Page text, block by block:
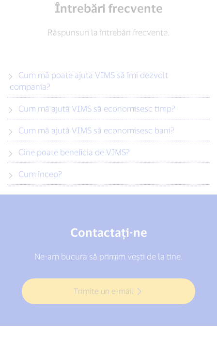
Întrebări frecvente
Răspunsuri la întrebări frecvente.
compania?
Cum mă ajută VIMS să economisesc timp?
Cum mă ajută VIMS să economisesc bani?
Cine poate beneficia de VIMS?
Cum încep?
Contactaţi-ne
Ne-am bucura să primim vești de la tine.
Trimite un e-mail